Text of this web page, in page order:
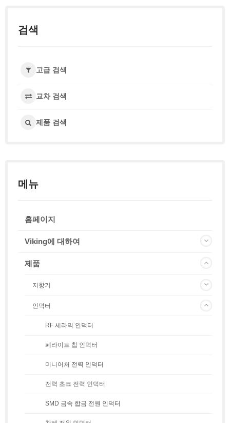
검색
고급 검색
교차 검색
제품 검색
메뉴
홈페이지
Viking에 대하여
제품
저항기
인덕터
RF 세라믹 인덕터
페라이트 칩 인덕터
미니어처 전력 인덕터
전력 초크 전력 인덕터
SMD 금속 합금 전원 인덕터